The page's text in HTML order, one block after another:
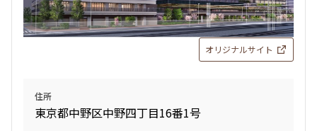
オリジナルサイト
住所
東京都中野区中野四丁目16番1号